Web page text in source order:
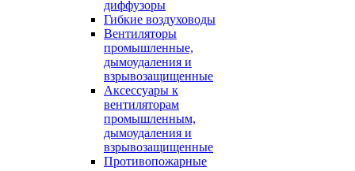
диффузоры
Гибкие воздуховоды
Вентиляторы
промышленные,
дымоудаления и
взрывозащищенные
Аксессуары к
вентиляторам
промышленным,
дымоудаления и
взрывозащищенные
Противопожарные